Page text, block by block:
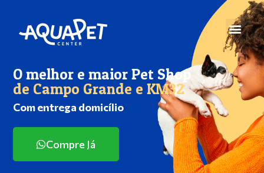
O melhor e maior Pet Shop
de Campo Grande e KM32
Com entrega domicílio
Compre Já